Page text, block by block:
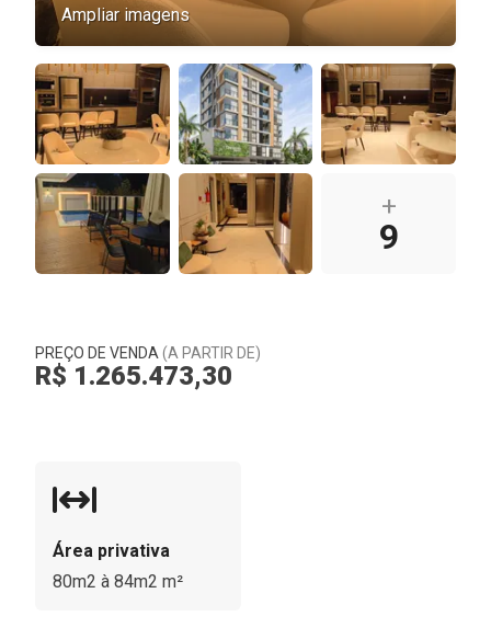
Ampliar imagens
+
9
PREÇO DE VENDA(A PARTIR DE)
R$ 1.265.473,30
Área privativa
80m2 à 84m2 m²